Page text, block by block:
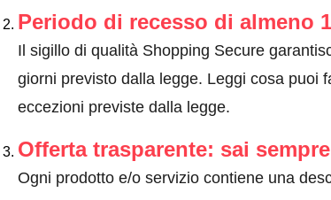
Periodo di recesso di almeno
Il sigillo di qualità Shopping Secure
giorni previsto dalla legge. Leggi cosa puoi
eccezioni previste dalla legge.
Offerta trasparente: sai
Ogni prodotto e/o servizio contiene una